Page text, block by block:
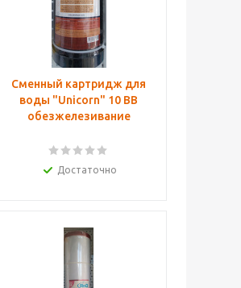
Сменный картридж для
воды "Unicorn" 10 BB
обезжелезивание
Достаточно